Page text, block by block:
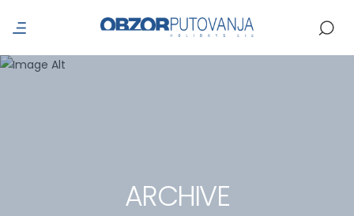
ARCHIVE